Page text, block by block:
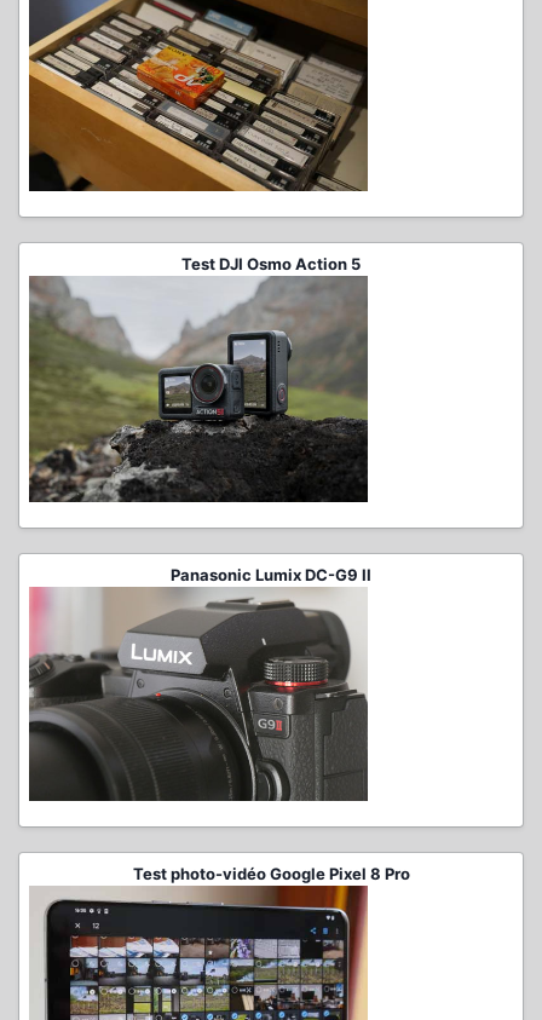
Test DJI Osmo Action 5
Panasonic Lumix DC-G9 II
Test photo-vidéo Google Pixel 8 Pro